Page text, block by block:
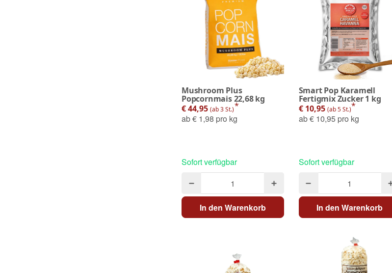
Mushroom Plus
Popcornmais 22,68 kg
€ 44,95 (ab 3 St.)*
ab€ 1,98 pro kg
Sofort verfügbar
In den Warenkorb
Smart Pop Karamell
Fertigmix Zucker 1 kg
€ 10,95 (ab 5 St.)*
ab€ 10,95 pro kg
Sofort verfügbar
In den Warenkorb